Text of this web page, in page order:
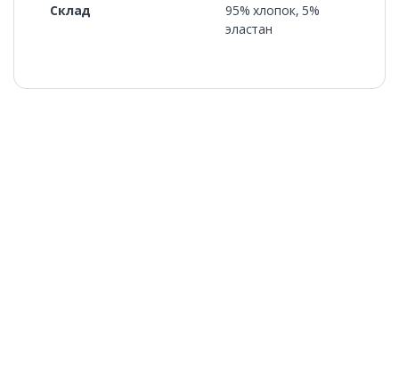
Склад
95% хлопок, 5%
эластан